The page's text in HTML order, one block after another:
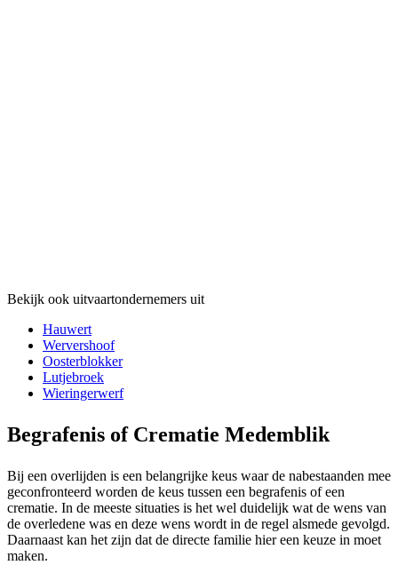
Bekijk ook uitvaartondernemers uit
Hauwert
Wervershoof
Oosterblokker
Lutjebroek
Wieringerwerf
Begrafenis of Crematie Medemblik
Bij een overlijden is een belangrijke keus waar de nabestaanden mee
geconfronteerd worden de keus tussen een begrafenis of een
crematie. In de meeste situaties is het wel duidelijk wat de wens van
de overledene was en deze wens wordt in de regel alsmede gevolgd.
Daarnaast kan het zijn dat de directe familie hier een keuze in moet
maken.